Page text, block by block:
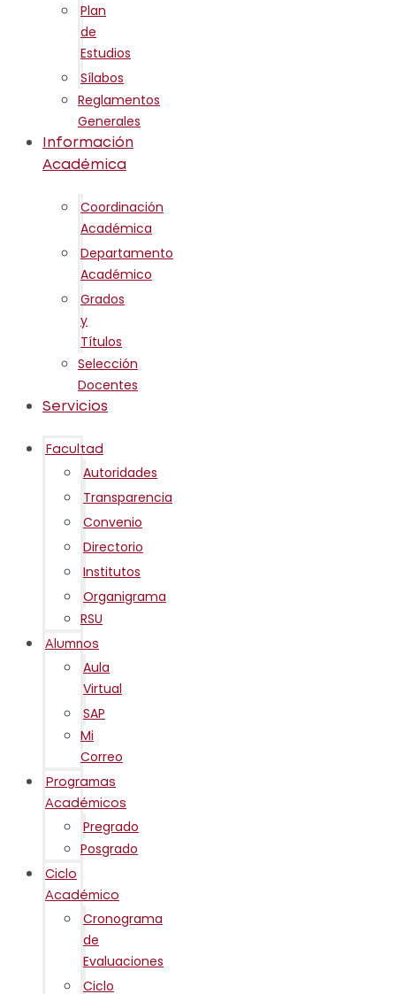
Plan
de
Estudios
Sílabos
Reglamentos
Generales
Información
Académica
Coordinación
Académica
Departamento
Académico
Grados
y
Títulos
Selección
Docentes
Servicios
Facultad
Autoridades
Transparencia
Convenio
Directorio
Institutos
Organigrama
RSU
Alumnos
Aula
Virtual
SAP
Mi
Correo
Programas
Académicos
Pregrado
Posgrado
Ciclo
Académico
Cronograma
de
Evaluaciones
Ciclo